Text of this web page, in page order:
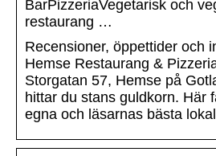
BarPizzeriaVegetarisk och
restaurang …
Recensioner, öppettider och
Hemse Restaurang &
Storgatan 57, Hemse på
hittar du stans guldkorn. Här
egna och läsarnas bästa